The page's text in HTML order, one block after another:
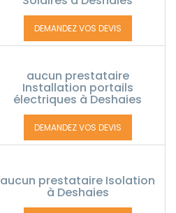
DEMANDEZ VOS DEVIS
aucun prestataire
Installation portails
électriques à Deshaies
DEMANDEZ VOS DEVIS
aucun prestataire Isolation
à Deshaies